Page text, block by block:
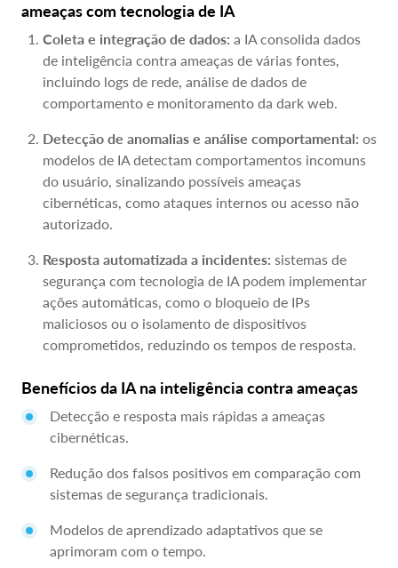
ameaças com tecnologia de IA
Coleta e integração de dados: a IA consolida dados
de inteligência contra ameaças de várias fontes,
incluindo logs de rede, análise de dados de
comportamento e monitoramento da dark web.
Detecção de anomalias e análise comportamental: os
modelos de IA detectam comportamentos incomuns
do usuário, sinalizando possíveis ameaças
cibernéticas, como ataques internos ou acesso não
autorizado.
Resposta automatizada a incidentes: sistemas de
segurança com tecnologia de IA podem implementar
ações automáticas, como o bloqueio de IPs
maliciosos ou o isolamento de dispositivos
comprometidos, reduzindo os tempos de resposta.
Benefícios da IA na inteligência contra ameaças
Detecção e resposta mais rápidas a ameaças
cibernéticas.
Redução dos falsos positivos em comparação com
sistemas de segurança tradicionais.
Modelos de aprendizado adaptativos que se
aprimoram com o tempo.